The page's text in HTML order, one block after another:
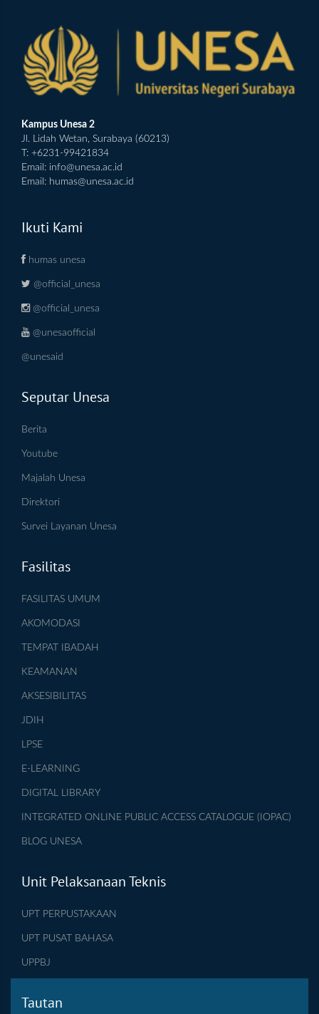
Kampus Unesa 2
Jl. Lidah Wetan, Surabaya (60213)
T: +6231-99421834
Email: info@unesa.ac.id
Email: humas@unesa.ac.id
Ikuti Kami
humas unesa
@official_unesa
@official_unesa
@unesaofficial
@unesaid
Seputar Unesa
Berita
Youtube
Majalah Unesa
Direktori
Survei Layanan Unesa
Fasilitas
FASILITAS UMUM
AKOMODASI
TEMPAT IBADAH
KEAMANAN
AKSESIBILITAS
JDIH
LPSE
E-LEARNING
DIGITAL LIBRARY
INTEGRATED ONLINE PUBLIC ACCESS CATALOGUE (IOPAC)
BLOG UNESA
Unit Pelaksanaan Teknis
UPT PERPUSTAKAAN
UPT PUSAT BAHASA
UPPBJ
Tautan